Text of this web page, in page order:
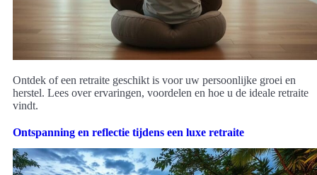
Ontdek of een retraite geschikt is voor uw persoonlijke groei en
herstel. Lees over ervaringen, voordelen en hoe u de ideale retraite
vindt.
Ontspanning en reflectie tijdens een luxe retraite